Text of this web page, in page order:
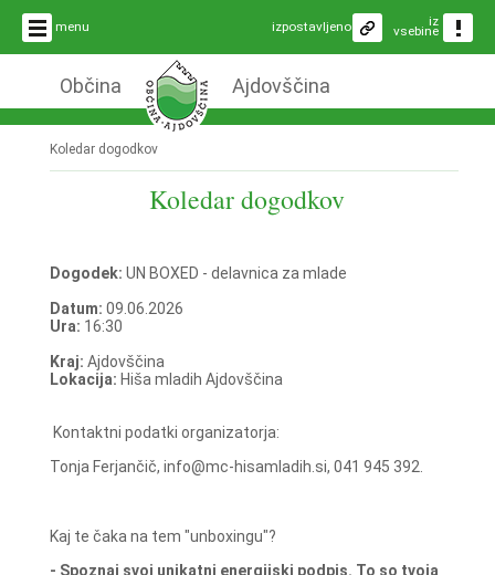
menu iz
vsebine
izpostavljeno
Občina Ajdovščina
Koledar dogodkov
Koledar dogodkov
Dogodek: UN BOXED - delavnica za mlade
Datum: 09.06.2026
Ura: 16:30
Kraj: Ajdovščina
Lokacija: Hiša mladih Ajdovščina
Kontaktni podatki organizatorja:
Tonja Ferjančič, info@mc-hisamladih.si, 041 945 392.
Kaj te čaka na tem "unboxingu"?
- Spoznaj svoj unikatni energijski podpis. To so tvoja